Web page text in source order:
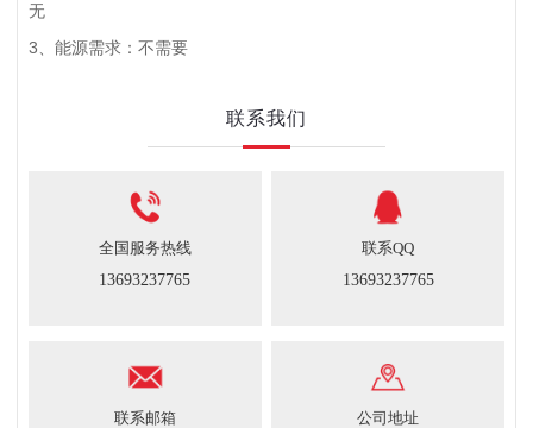
无
3、能源需求：不需要
联系我们
全国服务热线
13693237765
联系QQ
13693237765
联系邮箱 公司地址